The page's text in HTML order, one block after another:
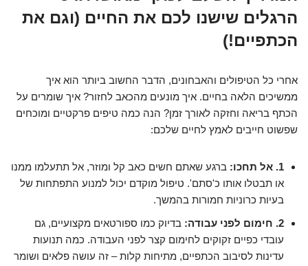
הרגלים שישנו לכם את החיים (וגם את
הכתפיים!)
אחרי כל הטיפולים והאבחונים, הדבר החשוב ביותר הוא איך
ממשיכים הלאה בחיים. איך מונעים מהכאב לחזור? איך שומרים על
הכתף בריאה וחזקה לאורך זמן? הנה כמה טיפים פרקטיים ומוכחים
שפשוט חייבים לאמץ לחיים שלכם:
1. אל תחכו:
ברגע שאתם חשים כאב קל ומוזר, אל תתעלמו ממנו
או תבטלו אותו כ'סתם'. טיפול מוקדם יכול למנוע התפתחות של
בעיות כרוניות חמורות בהמשך.
2. חימום לפני עבודה:
בדיוק כמו ספורטאים מקצועיים, גם
עובדי כפיים זקוקים לחימום קצר לפני העבודה. כמה תנועות
עדינות לסיבוב הכתפיים, מתיחות קלות – זה עושה פלאים ושומר